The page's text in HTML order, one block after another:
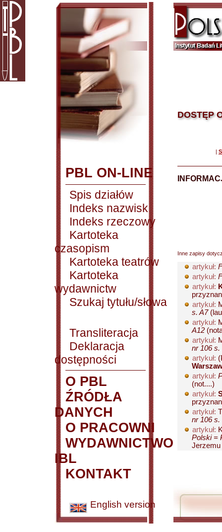
PBL ON-LINE
Spis działów
Indeks nazwisk
Indeks rzeczowy
Kartoteka
czasopism
Kartoteka teatrów
Kartoteka
wydawnictw
Szukaj tytułu/słowa
Transliteracja
Deklaracja
dostępności
O PBL
ŹRÓDŁA
DANYCH
O PRACOWNI
WYDAWNICTWO
IBL
KONTAKT
English version
DOSTĘP
|
Inne zapisy
artykuł:
artykuł:
artykuł:
artykuł:
s. A7
artykuł:
A12
artykuł:
nr 106 s.
artykuł:
artykuł:
(not....)
artykuł:
artykuł:
nr 106 s.
artykuł:
Polski =
Jerzemu